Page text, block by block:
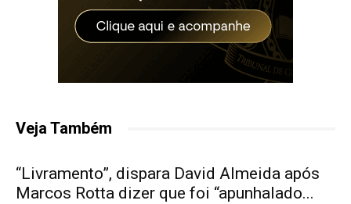
Veja Também
“Livramento”, dispara David Almeida após
Marcos Rotta dizer que foi “apunhalado...